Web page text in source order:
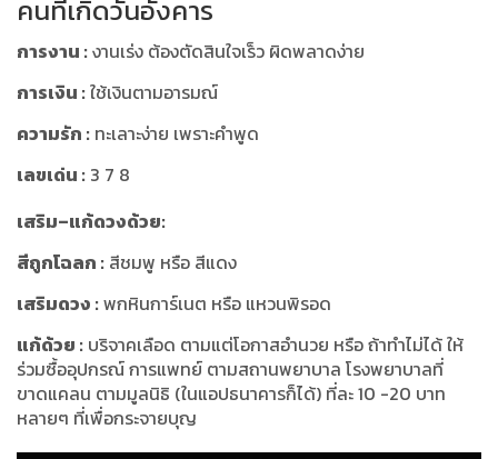
คนที่เกิดวันอังคาร
การงาน :งานเร่ง ต้องตัดสินใจเร็ว ผิดพลาดง่าย
การเงิน :ใช้เงินตามอารมณ์
ความรัก : ทะเลาะง่าย เพราะคำพูด
เลขเด่น : 3 7 8
เสริม–แก้ดวงด้วย:
สีถูกโฉลก : สีชมพู หรือ สีแดง
เสริมดวง :พกหินการ์เนต หรือ แหวนพิรอด
แก้ด้วย : บริจาคเลือด ตามแต่โอกาสอำนวย หรือ ถ้าทำไม่ได้ ให้
ร่วมซื้ออุปกรณ์ การแพทย์ ตามสถานพยาบาล โรงพยาบาลที่
ขาดแคลน ตามมูลนิธิ (ในแอปธนาคารก็ได้) ที่ละ 10 -20 บาท
หลายๆ ที่เพื่อกระจายบุญ